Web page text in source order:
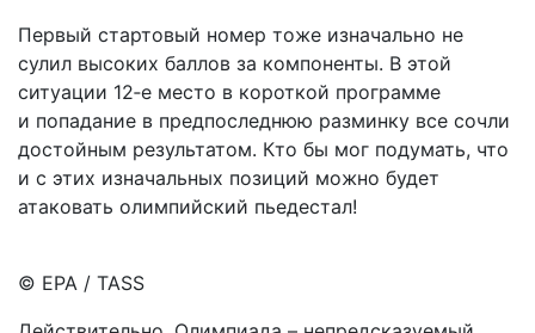
Первый стартовый номер тоже изначально не
сулил высоких баллов за компоненты. В этой
ситуации 12‑е место в короткой программе
и попада­ние в предпоследнюю разминку все сочли
достойным результатом. Кто бы мог подумать, что
и с этих изначальных позиций можно будет
атаковать олимпийский пьедестал!
© EPA / TASS